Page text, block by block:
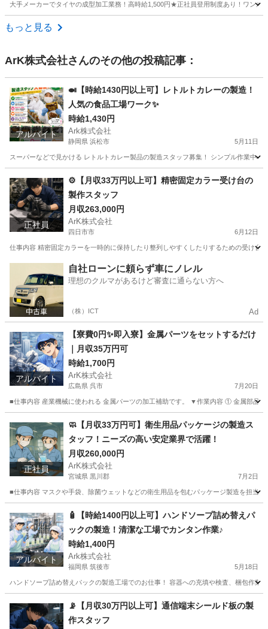
大手メーカーでタイヤの成型加工業務！高時給1,500円★正社員登用制度あり！ワン
三重 伊勢市
もっと見る
ArK株式会社さんのその他の投稿記事：
アルバイト
🍛【時給1430円以上可】レトルトカレーの製造！
人気の食品工場ワーク✨
時給1,430円
Ark株式会社
静岡県 浜松市 5月11日
スーパーなどで見かける レトルトカレー製品の製造スタッフ募集！ シンプル作業中
工場 時給
正社員
⚙️【月収33万円以上可】精密固定カラー受け台の
製作スタッフ
月収263,000円
ArK株式会社
四日市市 6月12日
仕事内容 精密固定カラーを一時的に保持したり整列しやすくしたりするための受け
工場 社会保険
自社ローンに頼らず車にノレル
理想のクルマがあるけど審査に通らない方へ
（株）ICT Ad
アルバイト
【寮費0円✨即入寮】金属パーツをセットするだけ
｜月収35万円可
時給1,700円
ArK株式会社
広島県 呉市 7月20日
■仕事内容 産業機械に使われる 金属パーツの加工補助です。 ▼作業内容 ① 金属部品
工場 無料
正社員
🧼【月収33万円可】衛生用品パッケージの製造ス
タッフ！ニーズの高い安定業界で活躍！
月収260,000円
ArK株式会社
宮城県 黒川郡 7月2日
■仕事内容 マスクや手袋、除菌ウェットなどの衛生用品を包むパッケージ製造を担
工場 パッケージ
アルバイト
🧴【時給1400円以上可】ハンドソープ詰め替えパ
ックの製造！清潔な工場でカンタン作業♪
時給1,400円
Ark株式会社
福岡県 筑後市 5月18日
ハンドソープ詰め替えパックの製造工場でのお仕事！ 容器への充填や検査、梱包作
工場 時給
📡【月収30万円以上可】通信端末シールド板の製
作スタッフ